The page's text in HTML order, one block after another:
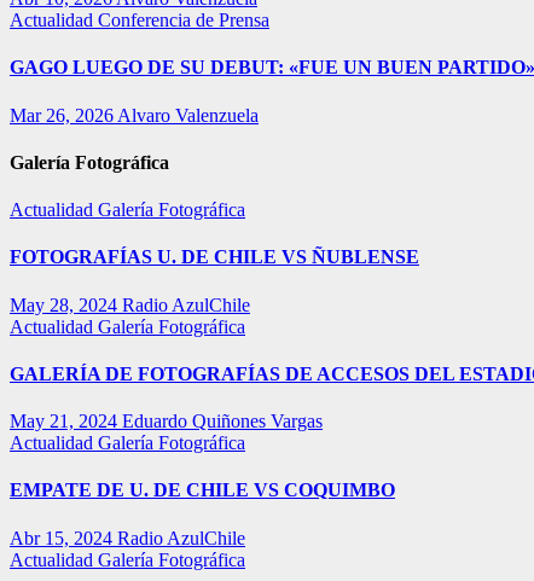
Actualidad Conferencia de Prensa
GAGO LUEGO DE SU DEBUT: «FUE UN BUEN
Mar 26, 2026 Alvaro Valenzuela
Galería Fotográfica
Actualidad Galería Fotográfica
FOTOGRAFÍAS U. DE CHILE VS ÑUBLENSE
May 28, 2024 Radio AzulChile
Actualidad Galería Fotográfica
GALERÍA DE FOTOGRAFÍAS DE ACCESOS DEL
May 21, 2024 Eduardo Quiñones Vargas
Actualidad Galería Fotográfica
EMPATE DE U. DE CHILE VS COQUIMBO
Abr 15, 2024 Radio AzulChile
Actualidad Galería Fotográfica